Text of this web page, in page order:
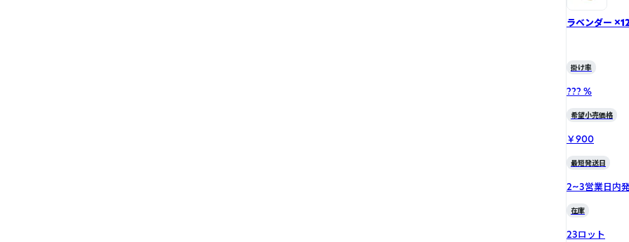
ラベンダー
掛け率
??? %
希望小売価格
￥900
最短発送日
2~3営業日内
在庫
23ロット